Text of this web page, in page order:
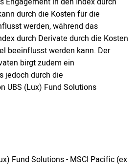
durch die Kosten für die
werden, während das
durch Derivate durch die Kosten
beeinflusst werden kann. Der
birgt zudem ein
jedoch durch die
UBS (Lux) Fund Solutions
Fund Solutions - MSCI Pacific (ex